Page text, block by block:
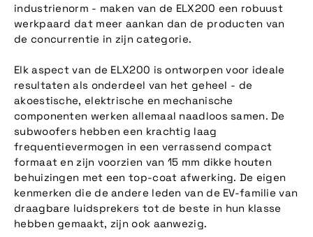
industrienorm - maken van de ELX200 een robuust
werkpaard dat meer aankan dan de producten van
de concurrentie in zijn categorie.
Elk aspect van de ELX200 is ontworpen voor ideale
resultaten als onderdeel van het geheel - de
akoestische, elektrische en mechanische
componenten werken allemaal naadloos samen. De
subwoofers hebben een krachtig laag
frequentievermogen in een verrassend compact
formaat en zijn voorzien van 15 mm dikke houten
behuizingen met een top-coat afwerking. De eigen
kenmerken die de andere leden van de EV-familie van
draagbare luidsprekers tot de beste in hun klasse
hebben gemaakt, zijn ook aanwezig.